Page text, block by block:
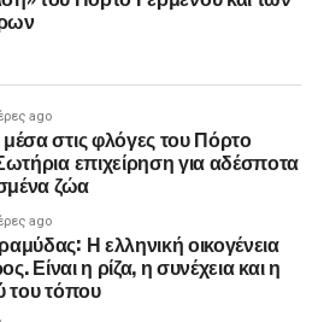
ago
στις φλόγες του Πόρτο
επιχείρηση για αδέσποτα
ζώα
ago
Η ελληνική οικογένεια
Είναι η ρίζα, η συνέχεια και η
του τόπου